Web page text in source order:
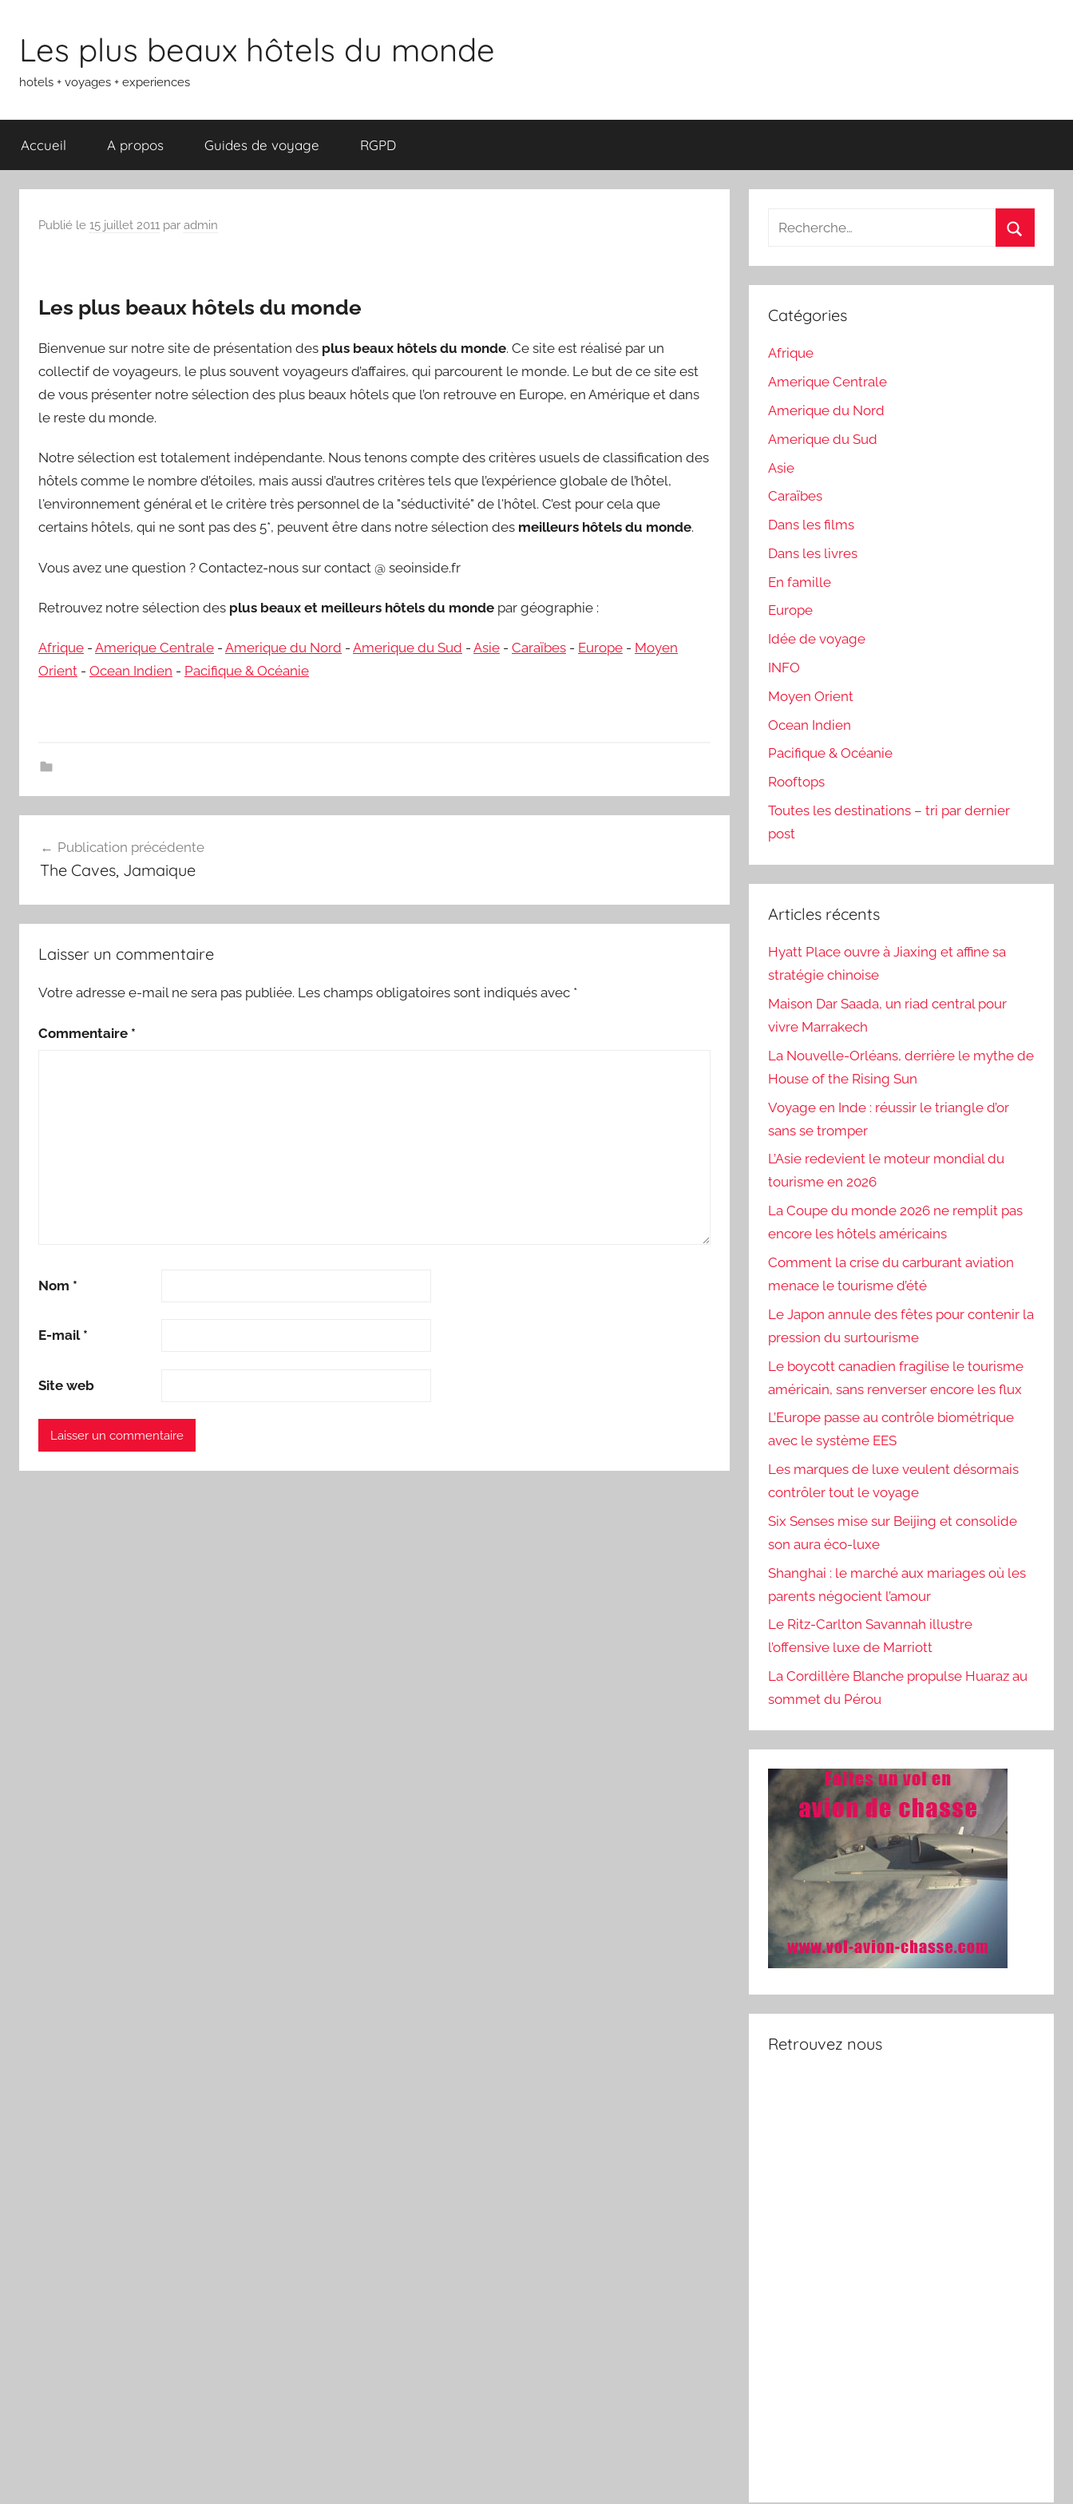
contenu
Les plus beaux hôtels du monde
hotels + voyages + experiences
Accueil A propos Guides de voyage RGPD
Publié le 15 juillet 2011 par admin
Les plus beaux hôtels du monde
Bienvenue sur notre site de présentation des plus beaux hôtels du monde. Ce site est réalisé par un
collectif de voyageurs, le plus souvent voyageurs d’affaires, qui parcourent le monde. Le but de ce site est
de vous présenter notre sélection des plus beaux hôtels que l’on retrouve en Europe, en Amérique et dans
le reste du monde.
Notre sélection est totalement indépendante. Nous tenons compte des critères usuels de classification des
hôtels comme le nombre d’étoiles, mais aussi d’autres critères tels que l’expérience globale de l’hôtel,
l'environnement général et le critère très personnel de la "séductivité" de l'hôtel. C’est pour cela que
certains hôtels, qui ne sont pas des 5*, peuvent être dans notre sélection des meilleurs hôtels du monde.
Vous avez une question ? Contactez-nous sur contact @ seoinside.fr
Retrouvez notre sélection des plus beaux et meilleurs hôtels du monde par géographie :
Afrique - Amerique Centrale - Amerique du Nord - Amerique du Sud - Asie - Caraïbes - Europe - Moyen
Orient - Ocean Indien - Pacifique & Océanie
de
Publication précédente
The Caves, Jamaique
Laisser un commentaire
Votre adresse e-mail ne sera pas publiée. Les champs obligatoires sont indiqués avec *
Commentaire *
Nom *
E-mail *
Site web
Recherche
:
Catégories
Afrique
Amerique Centrale
Amerique du Nord
Amerique du Sud
Asie
Caraïbes
Dans les films
Dans les livres
En famille
Europe
Idée de voyage
INFO
Moyen Orient
Ocean Indien
Pacifique & Océanie
Rooftops
Toutes les destinations – tri par dernier
post
Articles récents
Hyatt Place ouvre à Jiaxing et affine sa
stratégie chinoise
Maison Dar Saada, un riad central pour
vivre Marrakech
La Nouvelle-Orléans, derrière le mythe de
House of the Rising Sun
Voyage en Inde : réussir le triangle d’or
sans se tromper
L’Asie redevient le moteur mondial du
tourisme en 2026
La Coupe du monde 2026 ne remplit pas
encore les hôtels américains
Comment la crise du carburant aviation
menace le tourisme d’été
Le Japon annule des fêtes pour contenir la
pression du surtourisme
Le boycott canadien fragilise le tourisme
américain, sans renverser encore les flux
L’Europe passe au contrôle biométrique
avec le système EES
Les marques de luxe veulent désormais
contrôler tout le voyage
Six Senses mise sur Beijing et consolide
son aura éco-luxe
Shanghai : le marché aux mariages où les
parents négocient l’amour
Le Ritz-Carlton Savannah illustre
l’offensive luxe de Marriott
La Cordillère Blanche propulse Huaraz au
sommet du Pérou
Retrouvez nous